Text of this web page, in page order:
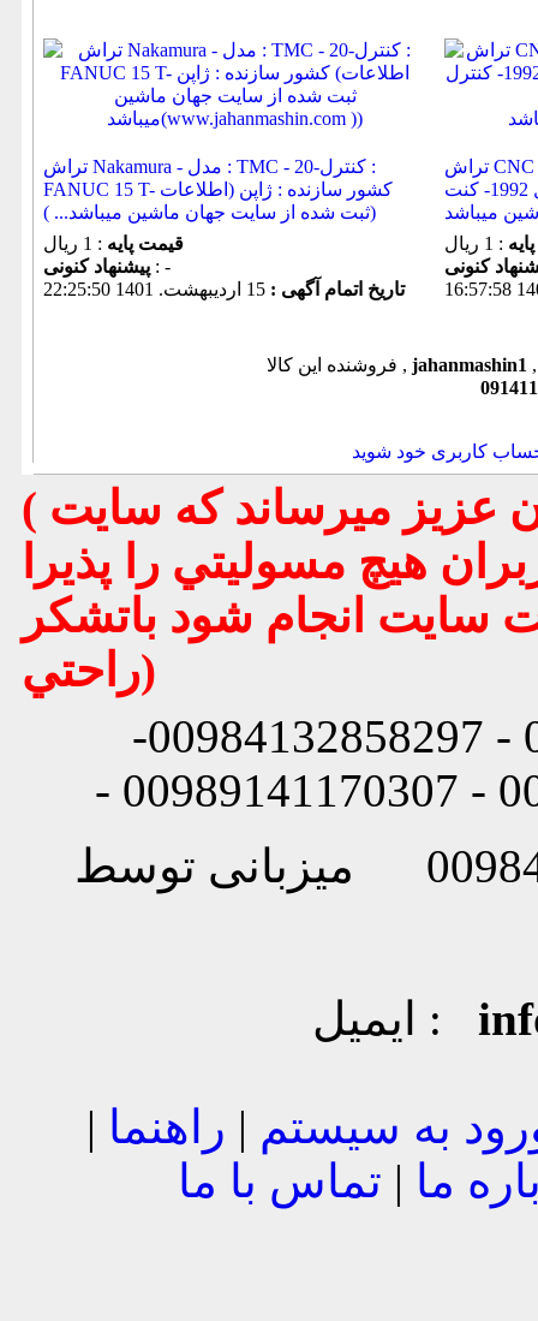
تراش Nakamura - مدل : TMC - 20-کنترل :
FANUC 15 T- کشور سازنده : ژاپن (اطلاعات
ثبت شده از سایت جهان ماشین میباشد... ))
قیمت پایه : 1 ریال
: -
تاریخ اتمام آگهی :
تراش CNC MORI SEIKI SL25- ساخت ژاپن -
سال 1992- کنت... Fanuc O-T(اطلا... ثبت شده از
: 1 ریال
فروشنده این کالا , jahanmashin1
کاربری خود شوید
( تذكر مهم : به استحضار تمامي كاربران عزيز ميرساند كه سايت
هيچ مسوليتي را پذيرا
سايت انجام شود باتشكر
راحتي)
شماره تماس: 00984132858296 - 00984132858297-
ایمیل :
به سیستم | راهنما |
ما | تماس با ما